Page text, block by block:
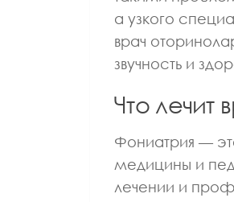
а узкого
врач
звучность и
Что лечит
Фониатрия —
медицины и
лечении и